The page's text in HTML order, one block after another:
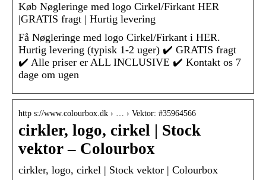
Køb Nøgleringe med logo Cirkel/Firkant HER
|GRATIS fragt | Hurtig levering
Få Nøgleringe med logo Cirkel/Firkant i HER.
Hurtig levering (typisk 1-2 uger) ✔️ GRATIS fragt
✔️ Alle priser er ALL INCLUSIVE ✔️ Kontakt os 7
dage om ugen
http s://www.colourbox.dk › … › Vektor: #35964566
cirkler, logo, cirkel | Stock
vektor – Colourbox
cirkler, logo, cirkel | Stock vektor | Colourbox